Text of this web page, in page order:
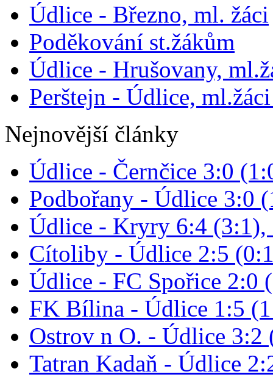
Údlice - Březno, ml. žáci
Poděkování st.žákům
Údlice - Hrušovany,
Perštejn - Údlice,
Nejnovější články
Údlice - Černčice 3:0
Podbořany - Údlice 3:0
Údlice - Kryry 6:4 (3:1),
Cítoliby - Údlice 2:5
Údlice - FC Spořice 2:0
FK Bílina - Údlice 1:5
Ostrov n O. - Údlice 3:2
Tatran Kadaň - Údlice